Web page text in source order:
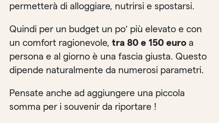
permetterà di alloggiare, nutrirsi e spostarsi.
Quindi per un budget un po’ più elevato e con
un comfort ragionevole, tra 80 e 150 euro a
persona e al giorno è una fascia giusta. Questo
dipende naturalmente da numerosi parametri.
Pensate anche ad aggiungere una piccola
somma per i souvenir da riportare !